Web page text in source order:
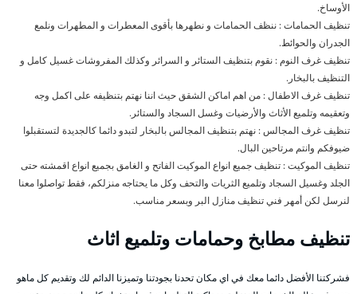
الأوساخ.
تنظيف الحمامات : ننظف الحمامات و نطهرها بأقوى المعطرات و المطهرات ونلمع
الجدران والحوائط.
تنظيف غرف النوم : نقوم بتنظيف الستائر و السرائر وكذلك المفروشات غسيل كامل و
التنظيف بالبخار.
تنظيف غرف الاطفال : من اهم اماكن الشقق حيث اننا نهتم بتنظيفه على اكمل وجه
وتعقيمه وتلميع الأثاث والأرضيات وغسل السجاد والستائر.
تنظيف غرف المجالس : نهتم بتنظيف المجالس بالبخار لتبدو دائما كالجديدة لتستقبلوا
ضيوفكم وانتم مرتاحين البال.
تنظيف الموكيت : تنظيف جميع انواع الموكيت الفاتح و الغامق بجميع انواع اقمشته حتى
الجلد وغسيل السجاد وتلميع الثريات والتحف وكل ما يحتاجه منزلكم، فقط تواصلوا معنا
لنرسل لكن أمهر فني تنظيف منازل البر وبسعر مناسب.
تنظيف مطابخ وحمامات وتلميع اثاث
فشركتنا الأفضل دائما معك في اي مكان تحدنا بجودتنا وتميزنا الدائم لك وتقديم كل ماهو